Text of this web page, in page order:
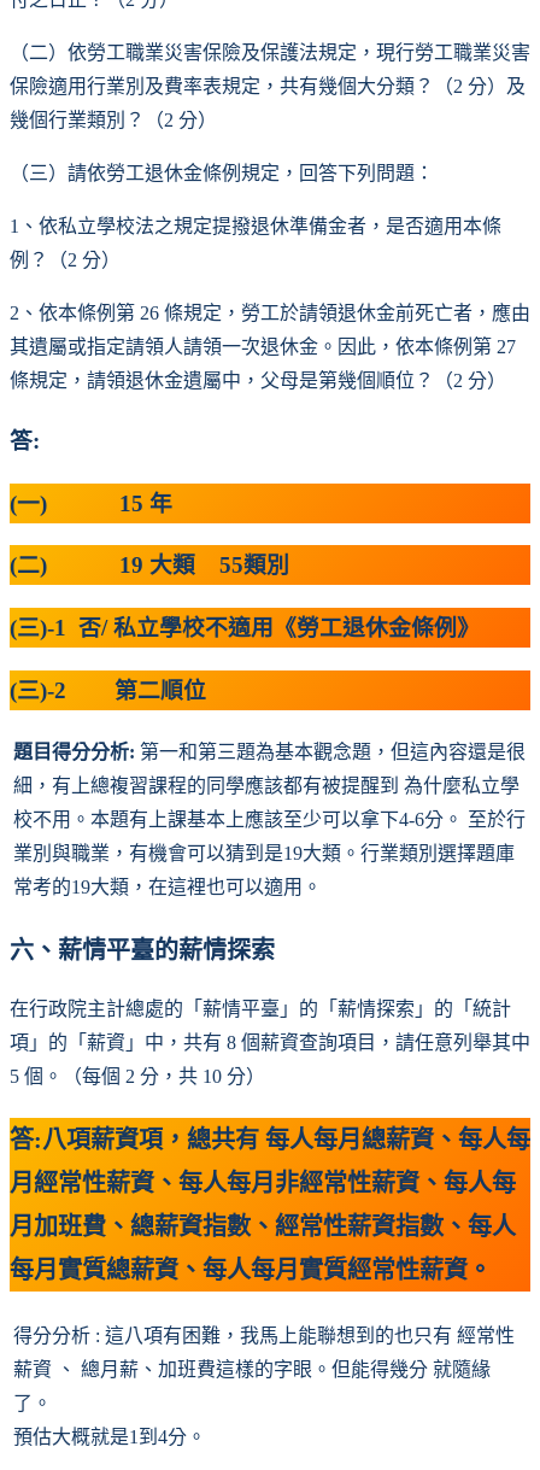
（二）依勞工職業災害保險及保護法規定，現行勞工職業災害
保險適用行業別及費率表規定，共有幾個大分類？（2 分）及
幾個行業類別？（2 分）
（三）請依勞工退休金條例規定，回答下列問題：
1、依私立學校法之規定提撥退休準備金者，是否適用本條
例？（2 分）
2、依本條例第 26 條規定，勞工於請領退休金前死亡者，應由
其遺屬或指定請領人請領一次退休金。因此，依本條例第 27
條規定，請領退休金遺屬中，父母是第幾個順位？（2 分）
答:
(一) 15 年
(二) 19 大類 55類別
(三)-1 否/ 私立學校不適用《勞工退休金條例》
(三)-2 第二順位
題目得分分析: 第一和第三題為基本觀念題，但這內容還是很
細，有上總複習課程的同學應該都有被提醒到 為什麼私立學
校不用。本題有上課基本上應該至少可以拿下4-6分。 至於行
業別與職業，有機會可以猜到是19大類。行業類別選擇題庫
常考的19大類，在這裡也可以適用。
六、薪情平臺的薪情探索
在行政院主計總處的「薪情平臺」的「薪情探索」的「統計
項」的「薪資」中，共有 8 個薪資查詢項目，請任意列舉其中
5 個。（每個 2 分，共 10 分）
答:八項薪資項，總共有 每人每月總薪資、每人每
月經常性薪資、每人每月非經常性薪資、每人每
月加班費、總薪資指數、經常性薪資指數、每人
每月實質總薪資、每人每月實質經常性薪資。
得分分析 : 這八項有困難，我馬上能聯想到的也只有 經常性
薪資 、 總月薪、加班費這樣的字眼。但能得幾分 就隨緣
了。
預估大概就是1到4分。